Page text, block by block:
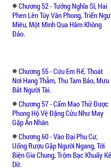
Chương 52 - Tưởng Nghĩa Sĩ, Hai
Phen Lên Túy Vân Phong, Triển Ngự
Miêu, Một Mình Qua Hãm Không
Đảo.
Chương 55 - Cứu Em Rể, Thoát
Nơi Hang Thẳm, Thu Tam Bảo, Mưu
Bắt Người Tài.
Chương 57 - Cẩm Mao Thử Được
Phong Hộ Vệ Đặng Cửu Như May
Gặp Ân Nhân
Chương 60 - Vào Đại Phu Cư,
Uống Rượu Gặp Người Ngang, Tới
Biện Gia Chung, Trộm Bạc Khuấy Kẻ
Dữ.